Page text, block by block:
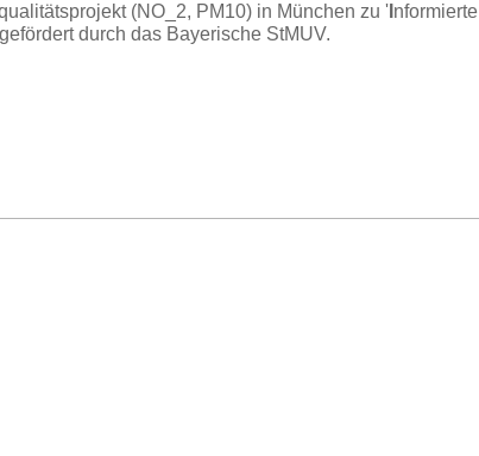
(NO_2, PM10) in München zu ' nformierte
durch das Bayerische StMUV.